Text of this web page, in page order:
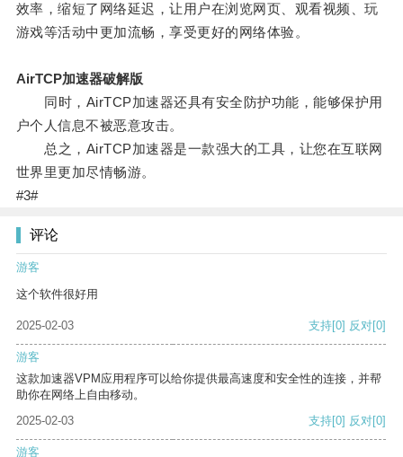
效率，缩短了网络延迟，让用户在浏览网页、观看视频、玩
游戏等活动中更加流畅，享受更好的网络体验。
AirTCP加速器破解版
同时，AirTCP加速器还具有安全防护功能，能够保护用
户个人信息不被恶意攻击。
总之，AirTCP加速器是一款强大的工具，让您在互联网
世界里更加尽情畅游。
#3#
评论
游客
这个软件很好用
2025-02-03 支持[0] 反对[0]
游客
这款加速器VPM应用程序可以给你提供最高速度和安全性的连接，并帮
助你在网络上自由移动。
2025-02-03
支持[0] 反对[0]
游客